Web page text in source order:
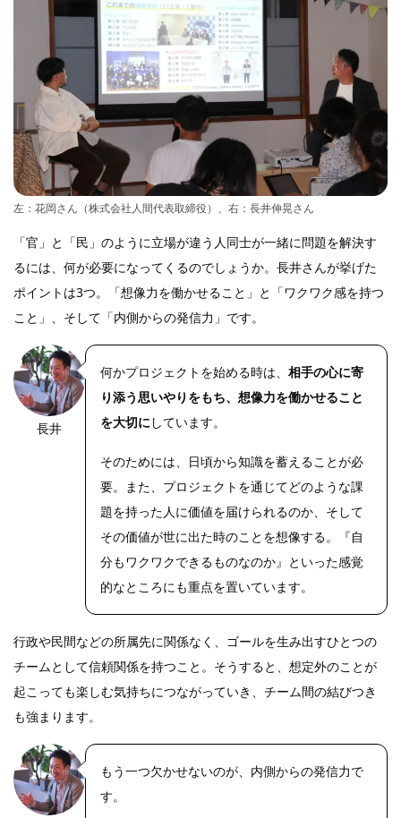
左：花岡さん（株式会社人間代表取締役）、右：長井伸晃さん
「官」と「民」のように立場が違う人同士が一緒に問題を解決す
るには、何が必要になってくるのでしょうか。長井さんが挙げた
ポイントは3つ。「想像力を働かせること」と「ワクワク感を持つ
こと」、そして「内側からの発信力」です。
長井
何かプロジェクトを始める時は、 相手の心に寄
り添う思いやりをもち、想像力を働かせること
を大切にしています。
そのためには、日頃から知識を蓄えることが必
要。また、プロジェクトを通じてどのような課
題を持った人に価値を届けられるのか、そして
その価値が世に出た時のことを想像する。『自
分もワクワクできるものなのか』といった感覚
的なところにも重点を置いています。
行政や民間などの所属先に関係なく、ゴールを生み出すひとつの
チームとして信頼関係を持つこと。そうすると、想定外のことが
起こっても楽しむ気持ちにつながっていき、チーム間の結びつき
も強まります。
もう一つ欠かせないのが、内側からの発信力で
す。